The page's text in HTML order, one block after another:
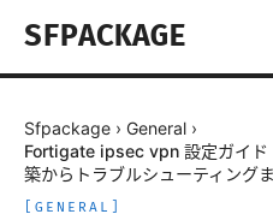
SFPACKAGE
Sfpackage › General ›
Fortigate ipsec vpn 設定ガイド
築からトラブルシューティング
GENERAL